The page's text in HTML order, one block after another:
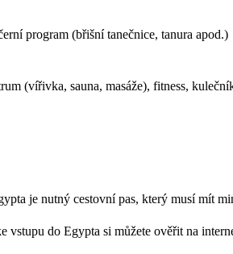
program (břišní tanečnice, tanura apod.)
(vířivka, sauna, masáže), fitness,
je nutný cestovní pas, který musí mít
vstupu do Egypta si můžete ověřit na